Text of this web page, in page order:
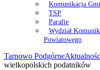
Komunikacja
TSP
Parafie
Wydział
Powiatowego
Tarnowo Podgórne
wielkopolskich podatników